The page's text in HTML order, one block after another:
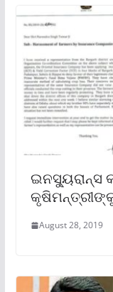
ଇନସ୍ୟୁରାନ୍ସ
August 28, 2019